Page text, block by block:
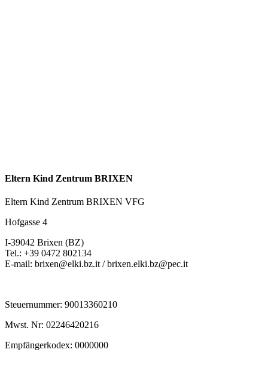
Eltern Kind Zentrum BRIXEN
Eltern Kind Zentrum BRIXEN VFG
Hofgasse 4
I-39042 Brixen (BZ)
Tel.: +39 0472 802134
E-mail: brixen@elki.bz.it / brixen.elki.bz@pec.it
Steuernummer: 90013360210
Mwst. Nr: 02246420216
Empfängerkodex: 0000000